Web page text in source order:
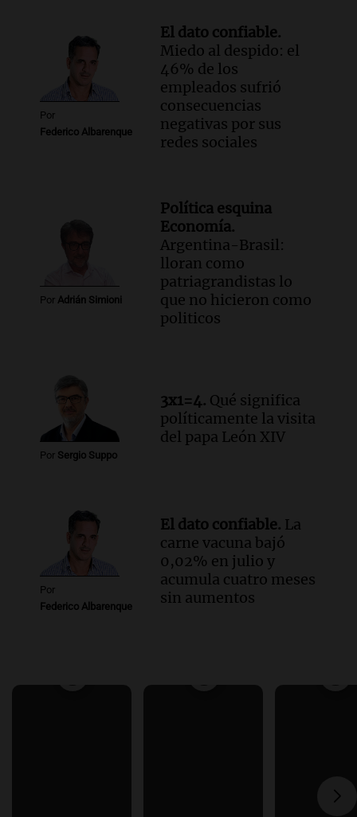
Por
Federico Albarenque
El dato confiable.
Miedo al despido: el
46% de los
empleados sufrió
consecuencias
negativas por sus
redes sociales
Por Adrián Simioni
Política esquina
Economía.
Argentina-Brasil:
lloran como
patriagrandistas lo
que no hicieron como
politicos
Por Sergio Suppo
3x1=4. Qué significa
políticamente la visita
del papa León XIV
Por
Federico Albarenque
El dato confiable. La
carne vacuna bajó
0,02% en julio y
acumula cuatro meses
sin aumentos